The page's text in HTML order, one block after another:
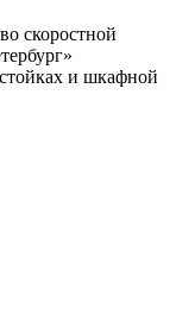
скоростной
и шкафной